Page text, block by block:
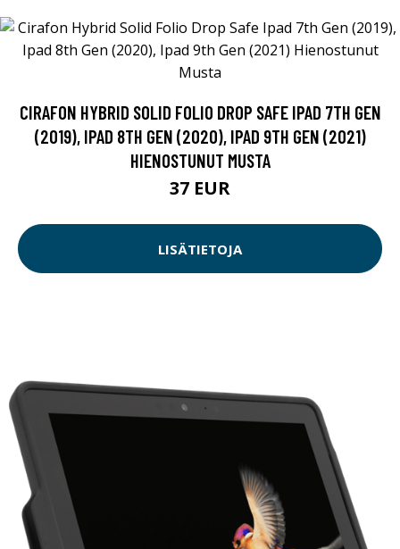
CIRAFON HYBRID SOLID FOLIO DROP SAFE IPAD 7TH GEN
(2019), IPAD 8TH GEN (2020), IPAD 9TH GEN (2021)
HIENOSTUNUT MUSTA
37 EUR
LISÄTIETOJA